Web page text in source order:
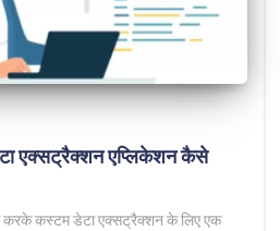
एक्सट्रैक्शन एप्लिकेशन कैसे
करके कस्टम डेटा एक्सट्रैक्शन के लिए एक